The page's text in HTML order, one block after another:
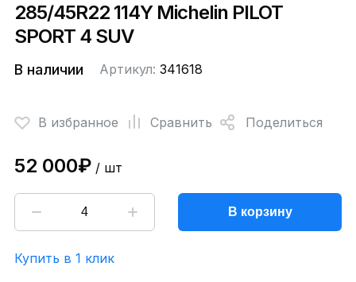
285/45R22 114Y Michelin PILOT
SPORT 4 SUV
В наличии Артикул: 341618
В избранное Сравнить Поделиться
52 000₽/ шт
В корзину
Купить в 1 клик